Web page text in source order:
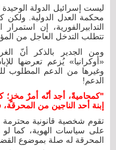
ليست إسرائيل الدولة الوحيدة
محكمة العدل الدولية. ولكن
التدابيرالفورية، إن
تتطلب التدخل العاجل من
ومن الجدير بالذكر أنّ
«أوكرانيا» يُزعم تعرضها
وغيرها من الدعم المطلوب
الدعم!
"كمحاميةً، أجد أنّه أمرٌ مخزٍ؛
إبنة أحد الناجين من
تقوم شخصية قانونية محترمة
على سياسات الهوية، كما لو
المحرقة له صلة بموضوع